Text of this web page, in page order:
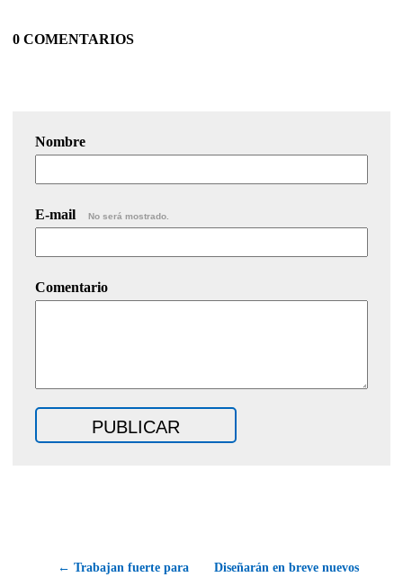
0 COMENTARIOS
Nombre
E-mail No será mostrado.
Comentario
← Trabajan fuerte para
Diseñarán en breve nuevos